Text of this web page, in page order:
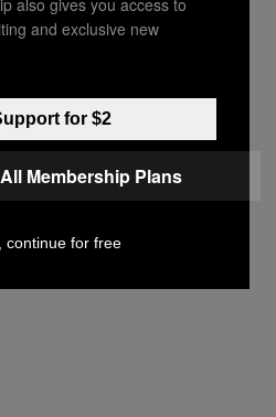
and exclusive new
for $2
Membership Plans
continue for free